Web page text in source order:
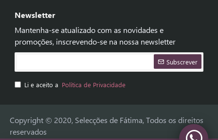
Newsletter
Mantenha-se atualizado com as novidades e
promoções, inscrevendo-se na nossa newsletter
Subscrever
Li e aceito a Política de Privacidade
Copyright © 2020, Selecções de Fátima, Todos os direitos
reservados